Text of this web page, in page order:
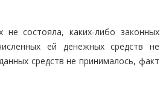
состояла, каких-либо законных
ей денежных средств не
средств не принималось, факт